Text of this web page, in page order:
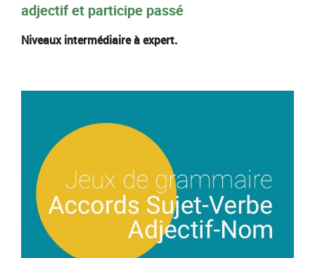
adjectif et participe passé
Niveaux intermédiaire à expert.